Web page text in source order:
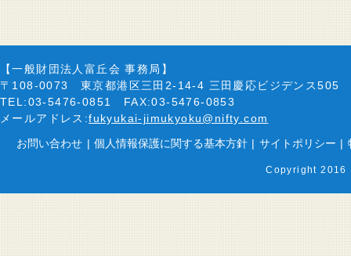
【一般財団法人富丘会 事務局】
〒108-0073 東京都港区三田2-14-4 三田慶応ビジデンス505
TEL:03-5476-0851 FAX:03-5476-0853
メールアドレス:fukyukai-jimukyoku@nifty.com
お問い合わせ | 個人情報保護に関する基本方針 | サイトポリシー |
Copyright 2016